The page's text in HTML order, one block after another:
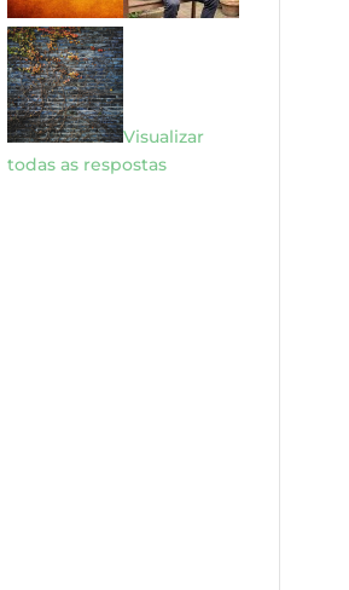
Visualizar
todas as respostas